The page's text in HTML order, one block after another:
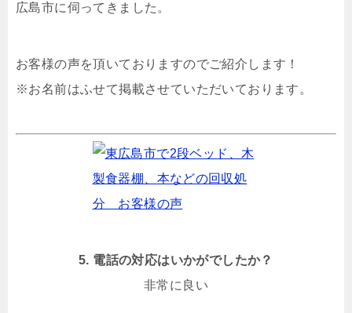
広島市に伺ってきました。
お客様の声を頂いておりますのでご紹介します！
※お名前はふせて掲載させていただいております。
5. 電話の対応はいかがでしたか？
非常に良い